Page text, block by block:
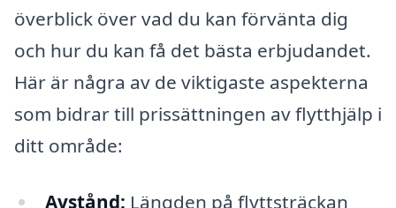
överblick över vad du kan förvänta dig
och hur du kan få det bästa erbjudandet.
Här är några av de viktigaste aspekterna
som bidrar till prissättningen av flytthjälp i
ditt område:
Avstånd: Längden på flyttsträckan